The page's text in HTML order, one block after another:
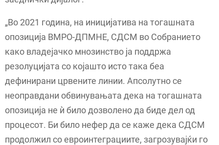
„Во 2021 година, на иницијатива на тогашната
опозиција ВМРО-ДПМНЕ, СДСМ во Собранието
како владејачко мнозинство ја поддржа
резолуцијата со којашто исто така беа
дефинирани црвените линии. Апсолутно се
неоправдани обвинувањата дека на тогашната
опозиција не ѝ било дозволено да биде дел од
процесот. Би било нефер да се каже дека СДСМ
продолжил со евроинтеграциите, загрозувајќи го